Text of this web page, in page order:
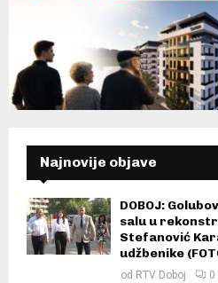
Najnovije objave
DOBOJ:
salu u
Stefanović
udžbenike
od RTV Doboj 0